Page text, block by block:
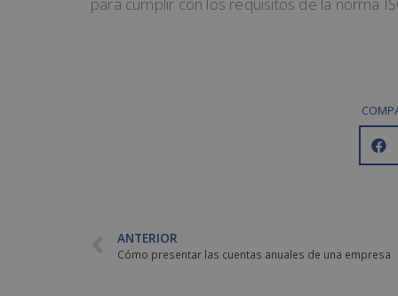
para cumplir con los requisitos de la norma
ANTERIOR
Cómo presentar las cuentas anuales de una empresa